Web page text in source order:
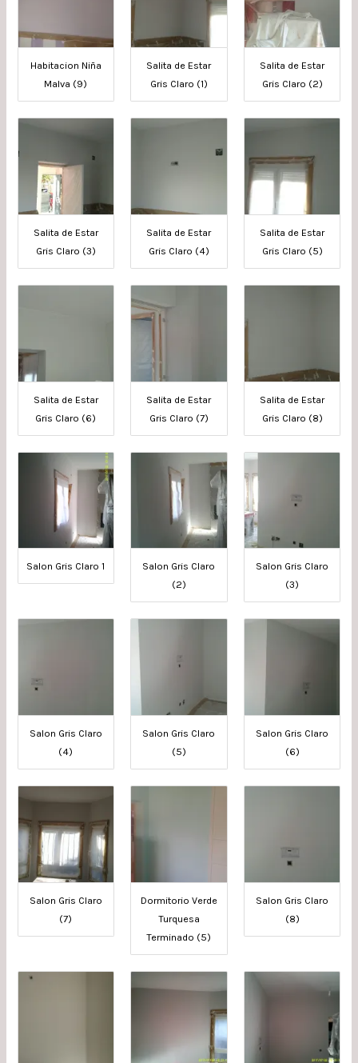
Habitacion Niña
Malva (9)
Salita de Estar
Gris Claro (1)
Salita de Estar
Gris Claro (2)
Salita de Estar
Gris Claro (3)
Salita de Estar
Gris Claro (4)
Salita de Estar
Gris Claro (5)
Salita de Estar
Gris Claro (6)
Salita de Estar
Gris Claro (7)
Salita de Estar
Gris Claro (8)
Salon Gris Claro 1
Salon Gris Claro
(2)
Salon Gris Claro
(3)
Salon Gris Claro
(4)
Salon Gris Claro
(5)
Salon Gris Claro
(6)
Salon Gris Claro
(7)
Dormitorio Verde
Turquesa
Terminado (5)
Salon Gris Claro
(8)